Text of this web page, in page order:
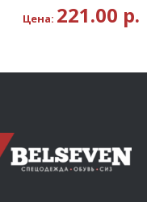
Цена: 221.00 р.